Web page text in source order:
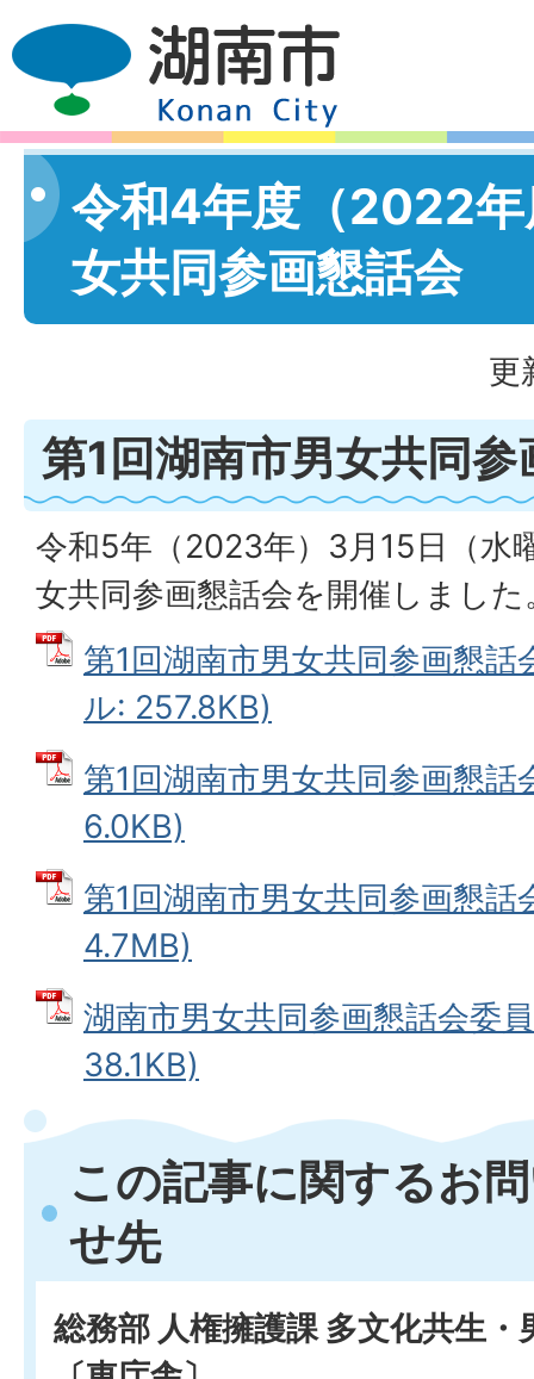
令和4年度（2022年
女共同参画懇話会
更
第1回湖南市男女共同
令和5年（2023年）3月15日（水
女共同参画懇話会を開催しました
第1回湖南市男女共同参画懇
ル: 257.8KB)
第1回湖南市男女共同参画懇
6.0KB)
第1回湖南市男女共同参画懇
4.7MB)
湖南市男女共同参画懇話会委
38.1KB)
この記事に関するお
せ先
総務部 人権擁護課 多文化共生・